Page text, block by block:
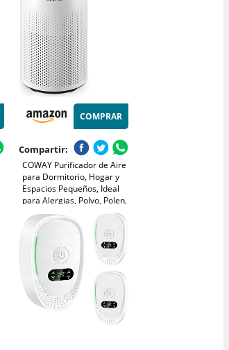
COMPRAR
Compartir:
COWAY Purificador de Aire
para Dormitorio, Hogar y
Espacios Pequeños, Ideal
para Alergias, Polvo, Polen,
Mascotas y Olores, Ultra
Silencioso 18,4 dB, Gran
Rendimiento CADR 120,1
m³/h (Airmega 50)